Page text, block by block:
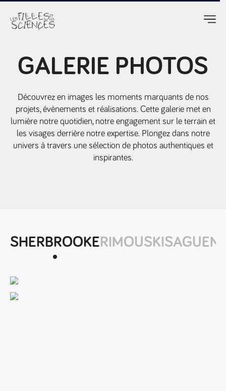
GALERIE PHOTOS
Découvrez en images les moments marquants de nos
projets, évènements et réalisations. Cette galerie met en
lumière notre quotidien, notre engagement sur le terrain et
les visages derrière notre expertise. Plongez dans notre
univers à travers une sélection de photos authentiques et
inspirantes.
SHERBROOKERIMOUSKI